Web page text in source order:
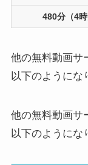
480分（4時
他の無料動画サ
以下のようにな
他の無料動画サ
以下のようにな